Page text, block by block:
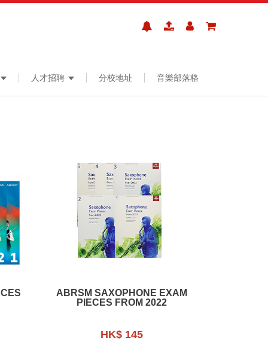
人才招聘 分校地址 音樂部落格
ABRSM SAXOPHONE EXAM
PIECES FROM 2022
HK$ 145